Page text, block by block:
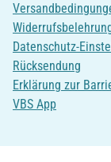
Datenschutz-
Rücksendung
Erklärung zur
VBS App